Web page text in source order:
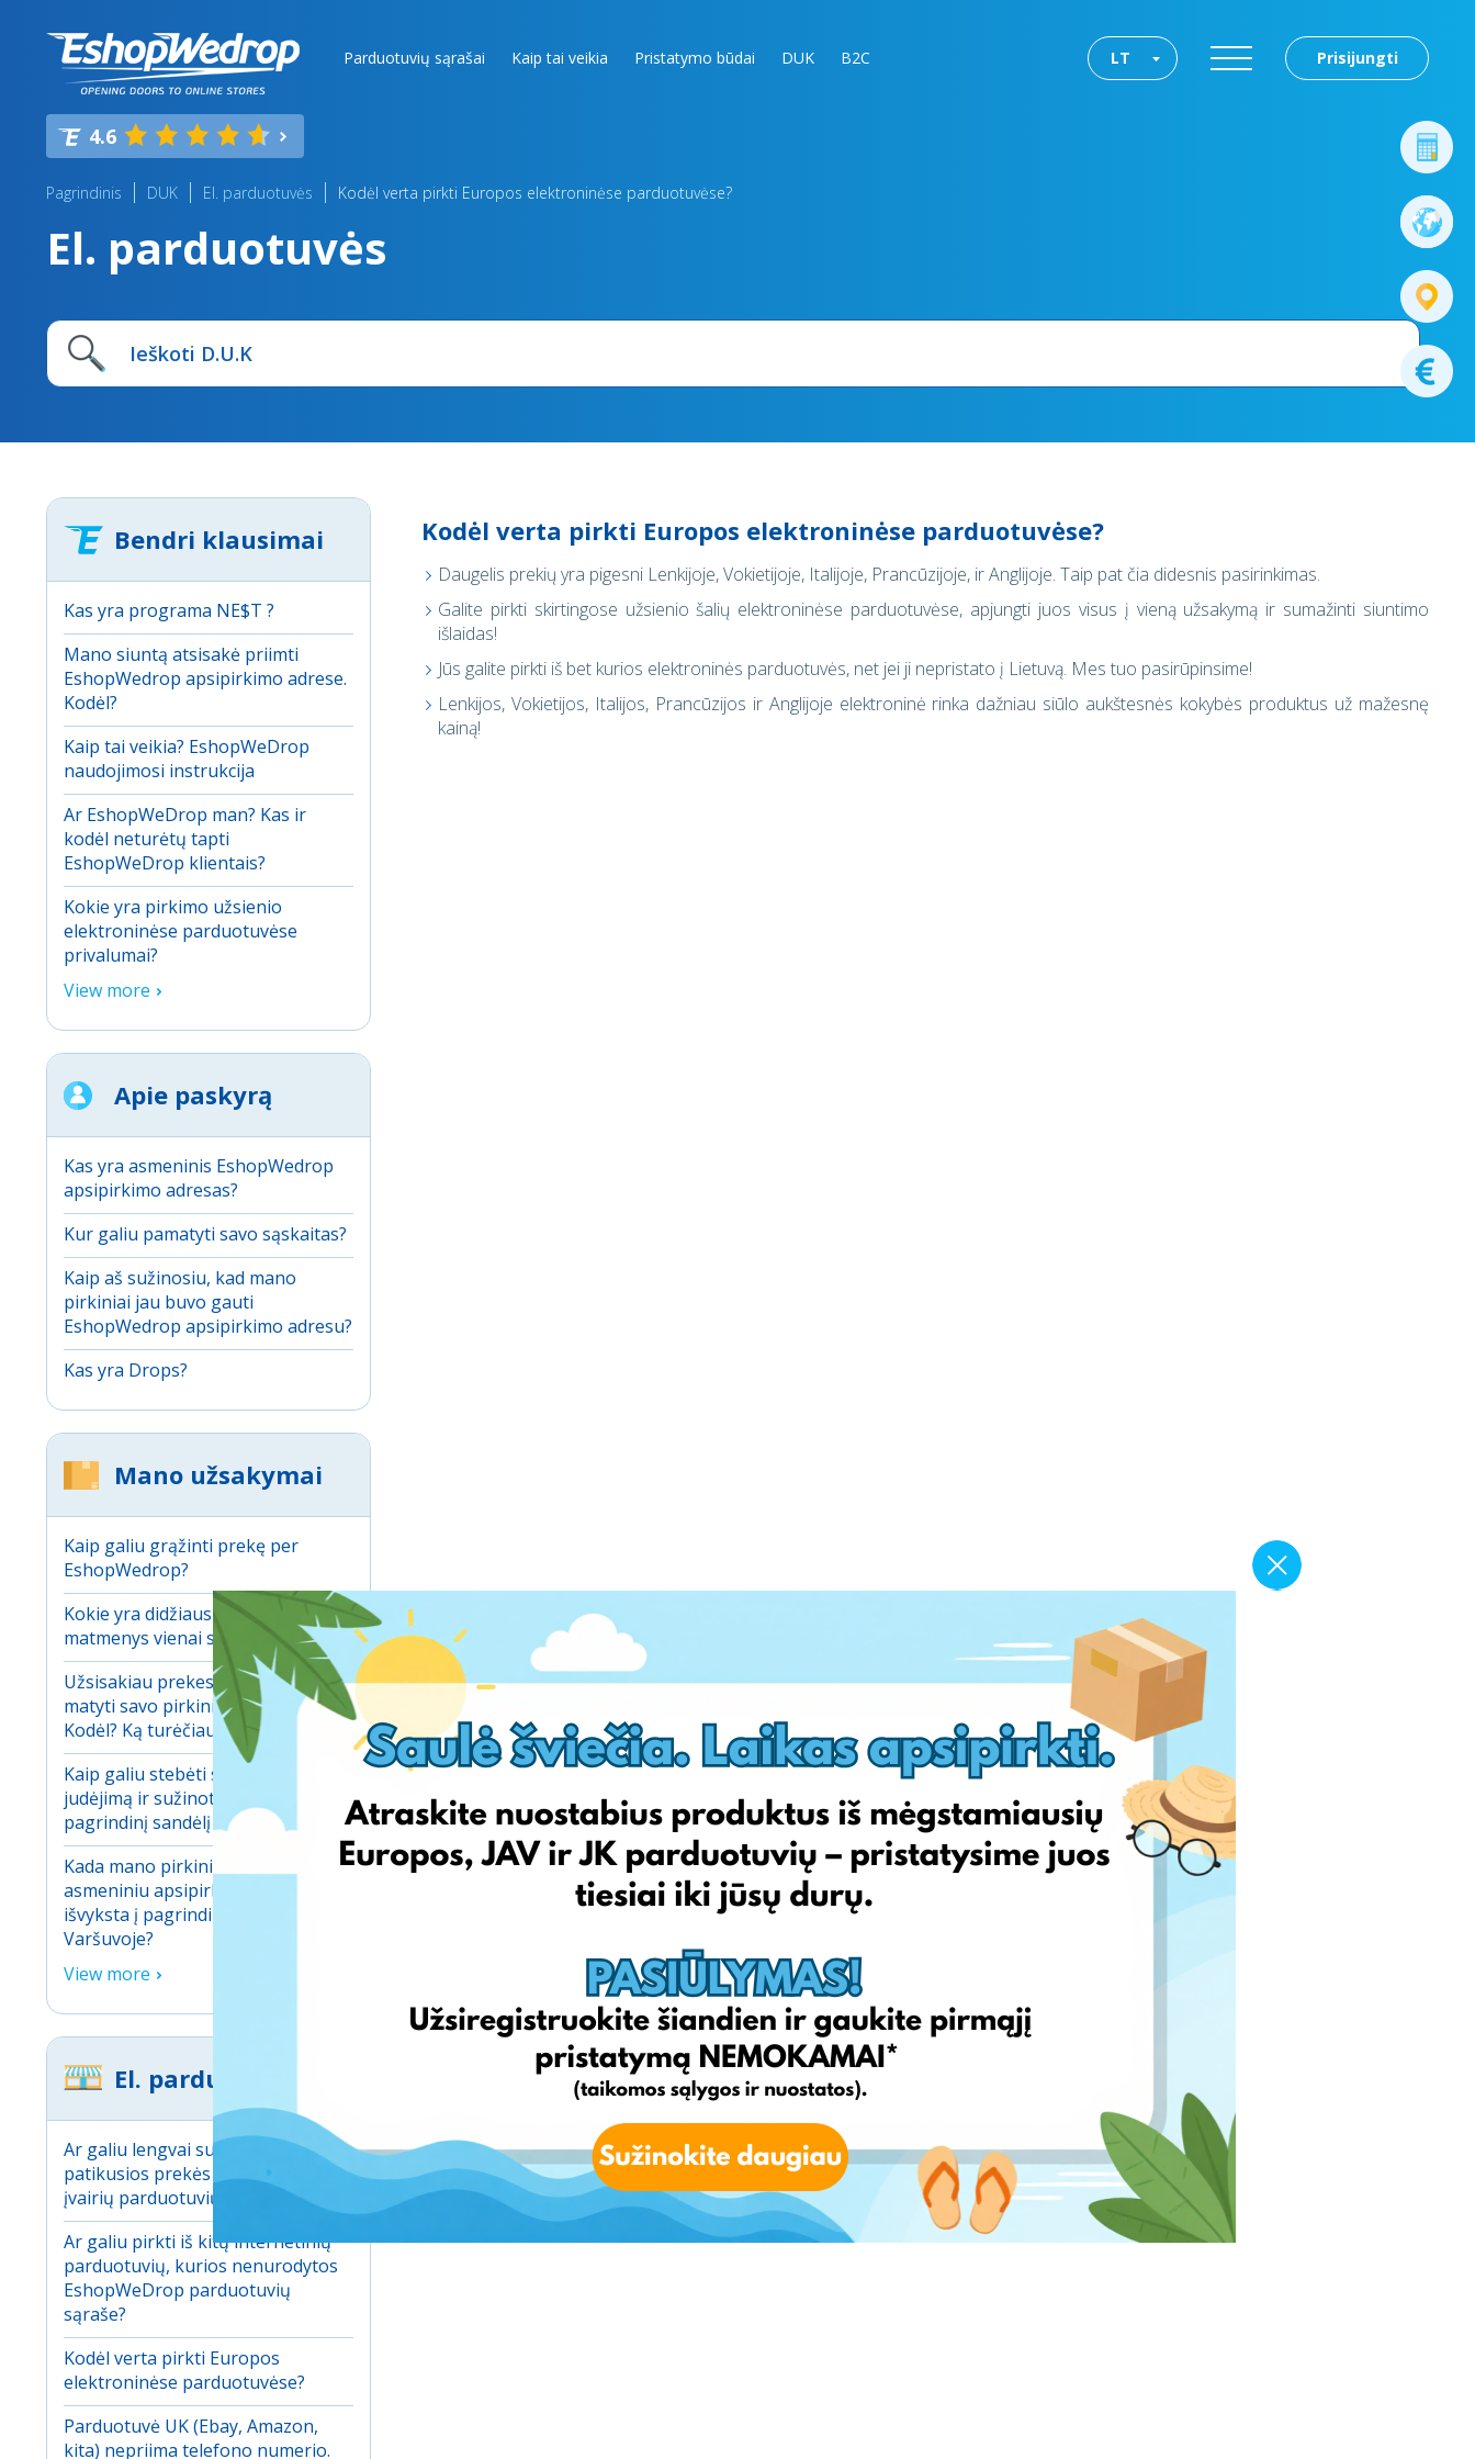
Parduotuvių sąrašai Kaip tai veikia Pristatymo būdai DUK B2C Prisijungti
LT
4.6
Pagrindinis DUK El. parduotuvės Kodėl verta pirkti Europos elektroninėse parduotuvėse?
El. parduotuvės
Kodėl verta pirkti Europos elektroninėse parduotuvėse?
Daugelis prekių yra pigesni Lenkijoje, Vokietijoje, Italijoje, Prancūzijoje, ir Anglijoje. Taip pat čia didesnis pasirinkimas.
Galite pirkti skirtingose užsienio šalių elektroninėse parduotuvėse, apjungti juos visus į vieną užsakymą ir sumažinti siuntimo
išlaidas!
Jūs galite pirkti iš bet kurios elektroninės parduotuvės, net jei ji nepristato į Lietuvą. Mes tuo pasirūpinsime!
Lenkijos, Vokietijos, Italijos, Prancūzijos ir Anglijoje elektroninė rinka dažniau siūlo aukštesnės kokybės produktus už mažesnę
kainą!
Bendri klausimai
Kas yra programa NE$T ?
Mano siuntą atsisakė priimti
EshopWedrop apsipirkimo adrese.
Kodėl?
Kaip tai veikia? EshopWeDrop
naudojimosi instrukcija
Ar EshopWeDrop man? Kas ir
kodėl neturėtų tapti
EshopWeDrop klientais?
Kokie yra pirkimo užsienio
elektroninėse parduotuvėse
privalumai?
View more
Apie paskyrą
Kas yra asmeninis EshopWedrop
apsipirkimo adresas?
Kur galiu pamatyti savo sąskaitas?
Kaip aš sužinosiu, kad mano
pirkiniai jau buvo gauti
EshopWedrop apsipirkimo adresu?
Kas yra Drops?
Mano užsakymai
Kaip galiu grąžinti prekę per
EshopWedrop?
Kokie yra didžiausi leistini
matmenys vienai siuntai?
Užsisakiau prekes, bet negaliu jų
matyti savo pirkinių krepšelyje.
Kodėl? Ką turėčiau daryti?
Kaip galiu stebėti savo pirkinių
judėjimą ir sužinoti kada jie atvyks į
pagrindinį sandėlį Varšuvoje?
Kada mano pirkiniai gauti
asmeniniu apsipirkimo adresu
išvyksta į pagrindinį sandėlį
Varšuvoje?
View more
El. parduotuvės
Ar galiu lengvai sulyginti
patikusios prekės kainą tarp
įvairių parduotuvių?
Ar galiu pirkti iš kitų internetinių
parduotuvių, kurios nenurodytos
EshopWeDrop parduotuvių
sąraše?
Kodėl verta pirkti Europos
elektroninėse parduotuvėse?
Parduotuvė UK (Ebay, Amazon,
kita) nepriima telefono numerio.